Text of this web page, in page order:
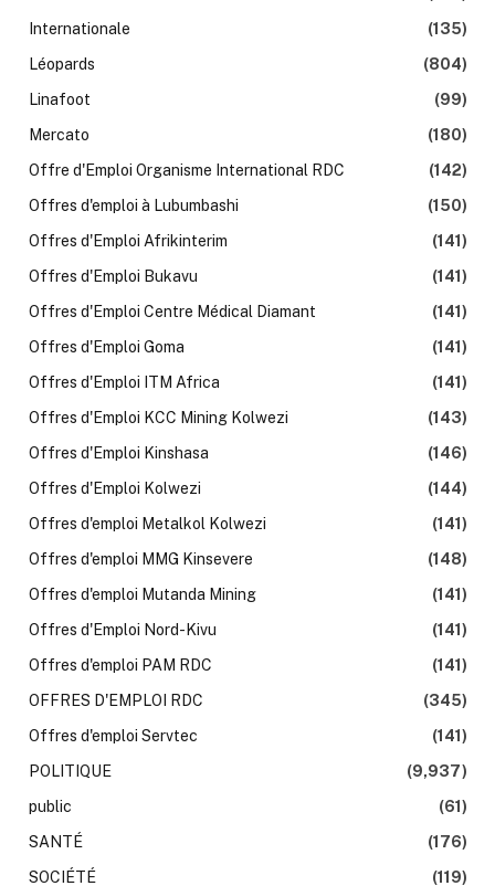
Internationale
(135)
Léopards
(804)
Linafoot
(99)
Mercato
(180)
Offre d'Emploi Organisme International RDC
(142)
Offres d'emploi à Lubumbashi
(150)
Offres d'Emploi Afrikinterim
(141)
Offres d'Emploi Bukavu
(141)
Offres d'Emploi Centre Médical Diamant
(141)
Offres d'Emploi Goma
(141)
Offres d'Emploi ITM Africa
(141)
Offres d'Emploi KCC Mining Kolwezi
(143)
Offres d'Emploi Kinshasa
(146)
Offres d'Emploi Kolwezi
(144)
Offres d'emploi Metalkol Kolwezi
(141)
Offres d'emploi MMG Kinsevere
(148)
Offres d'emploi Mutanda Mining
(141)
Offres d'Emploi Nord-Kivu
(141)
Offres d'emploi PAM RDC
(141)
OFFRES D'EMPLOI RDC
(345)
Offres d'emploi Servtec
(141)
POLITIQUE
(9,937)
public
(61)
SANTÉ
(176)
SOCIÉTÉ
(119)